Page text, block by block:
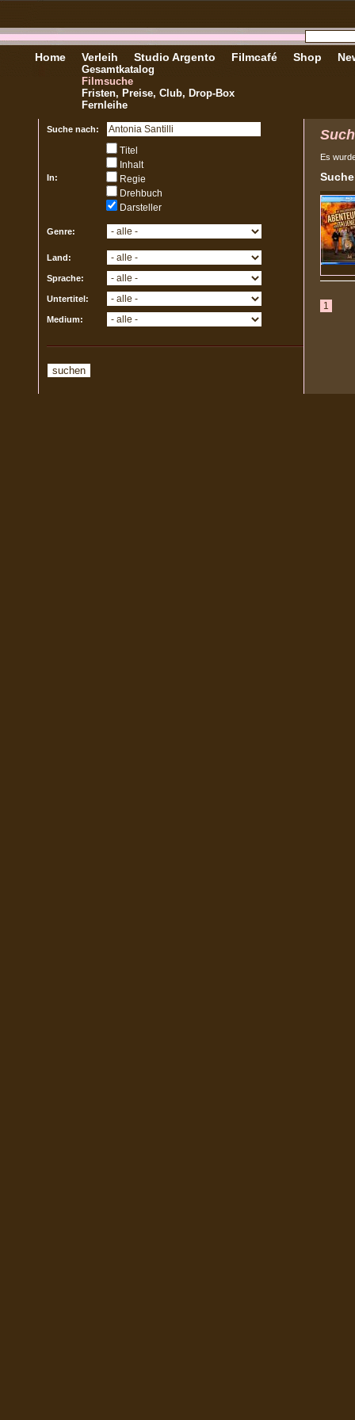
Home Verleih
Gesamtkatalog
Filmsuche
Fristen, Preise, Club, Drop-Box
Fernleihe
Studio Argento Filmcafé Shop
Suche nach:
In:
Titel
Inhalt
Regie
Drehbuch
Darsteller
Genre:
Land:
Sprache:
Untertitel:
Medium:
Es
1